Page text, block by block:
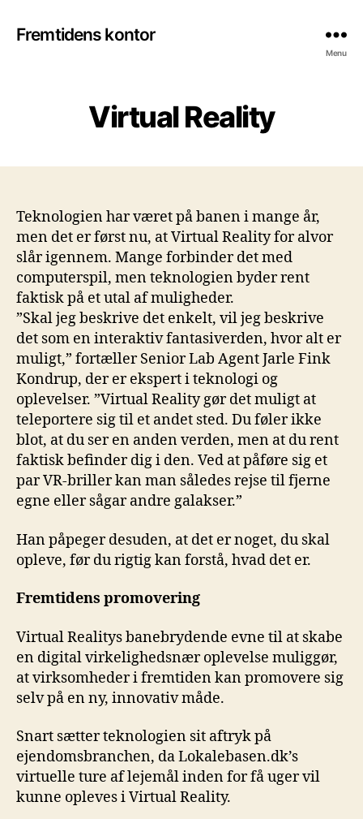
Fremtidens kontor
Menu
Virtual Reality
Teknologien har været på banen i mange år,
men det er først nu, at Virtual Reality for alvor
slår igennem. Mange forbinder det med
computerspil, men teknologien byder rent
faktisk på et utal af muligheder.
”Skal jeg beskrive det enkelt, vil jeg beskrive
det som en interaktiv fantasiverden, hvor alt er
muligt,” fortæller Senior Lab Agent Jarle Fink
Kondrup, der er ekspert i teknologi og
oplevelser. ”Virtual Reality gør det muligt at
teleportere sig til et andet sted. Du føler ikke
blot, at du ser en anden verden, men at du rent
faktisk befinder dig i den. Ved at påføre sig et
par VR-briller kan man således rejse til fjerne
egne eller sågar andre galakser.”
Han påpeger desuden, at det er noget, du skal
opleve, før du rigtig kan forstå, hvad det er.
Fremtidens promovering
Virtual Realitys banebrydende evne til at skabe
en digital virkelighedsnær oplevelse muliggør,
at virksomheder i fremtiden kan promovere sig
selv på en ny, innovativ måde.
Snart sætter teknologien sit aftryk på
ejendomsbranchen, da Lokalebasen.dk’s
virtuelle ture af lejemål inden for få uger vil
kunne opleves i Virtual Reality.